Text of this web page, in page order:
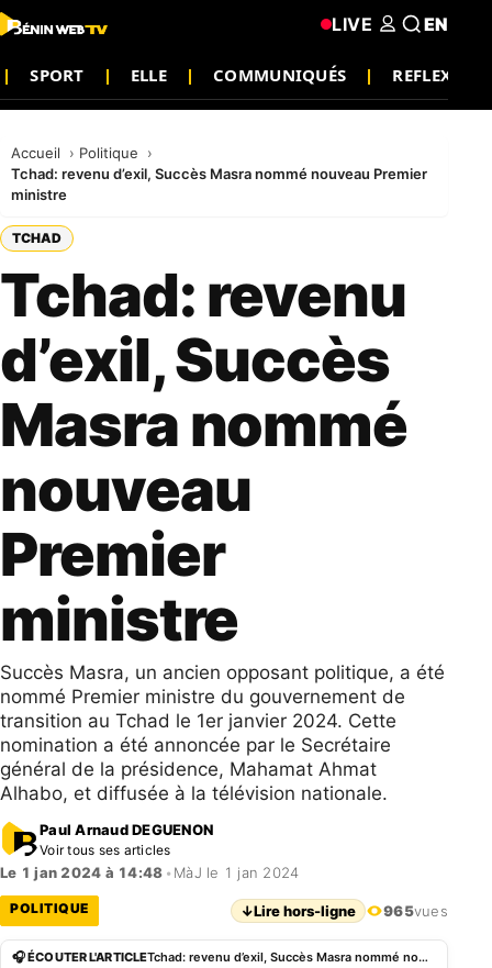
SPORT ELLE COMMUNIQUÉS REFLEXION
LIVE EN
Accueil
Politique
Tchad: revenu d’exil, Succès Masra nommé nouveau Premier
ministre
TCHAD
Tchad: revenu
d’exil, Succès
Masra nommé
nouveau
Premier
ministre
Succès Masra, un ancien opposant politique, a été
nommé Premier ministre du gouvernement de
transition au Tchad le 1er janvier 2024. Cette
nomination a été annoncée par le Secrétaire
général de la présidence, Mahamat Ahmat
Alhabo, et diffusée à la télévision nationale.
Paul Arnaud DEGUENON
Voir tous ses articles
Le 1 jan 2024 à 14:48 • MàJ le 1 jan 2024
POLITIQUE ↓Lire hors-ligne 965vues
🎧 ÉCOUTER L'ARTICLE Tchad: revenu d’exil, Succès Masra nommé nouveau Premier ministre